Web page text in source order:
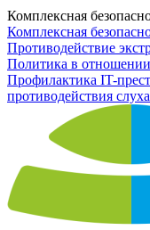
Комплексная
Комплексная
Противодействие
Политика в
Профилактика IT-
противодействия